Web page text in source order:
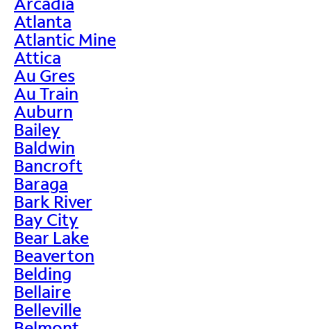
Atlanta
Atlantic Mine
Attica
Au Gres
Au Train
Auburn
Bailey
Baldwin
Bancroft
Baraga
Bark River
Bay City
Bear Lake
Beaverton
Belding
Bellaire
Belleville